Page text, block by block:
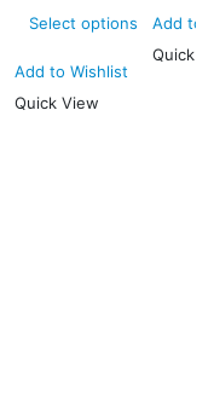
Select options
Add to Wishlist
Quick View
Add to
Quick